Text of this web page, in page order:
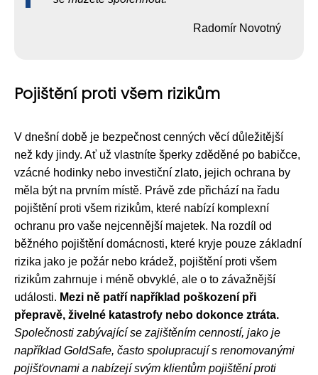
Radomír Novotný
Pojištění proti všem rizikům
V dnešní době je bezpečnost cenných věcí důležitější
než kdy jindy. Ať už vlastníte šperky zděděné po babičce,
vzácné hodinky nebo investiční zlato, jejich ochrana by
měla být na prvním místě. Právě zde přichází na řadu
pojištění proti všem rizikům, které nabízí komplexní
ochranu pro vaše nejcennější majetek. Na rozdíl od
běžného pojištění domácnosti, které kryje pouze základní
rizika jako je požár nebo krádež, pojištění proti všem
rizikům zahrnuje i méně obvyklé, ale o to závažnější
události. Mezi ně patří například poškození při
přepravě, živelné katastrofy nebo dokonce ztráta.
Společnosti zabývající se zajištěním cenností, jako je
například GoldSafe, často spolupracují s renomovanými
pojišťovnami a nabízejí svým klientům pojištění proti